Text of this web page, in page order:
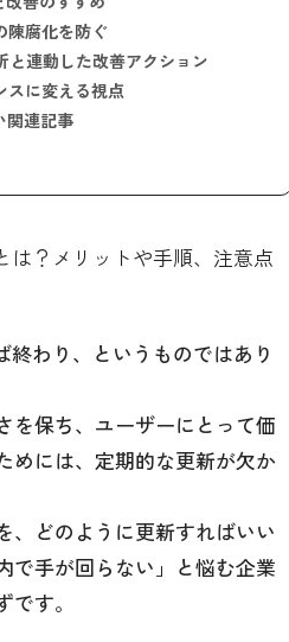
腐化を防ぐ
連動した改善アクション
に変える視点
関連記事
は？メリットや手順、注意点
終わり、というものではあり
を保ち、ユーザーにとって価
めには、定期的な更新が欠か
、どのように更新すればいい
で手が回らない」と悩む企業
す。